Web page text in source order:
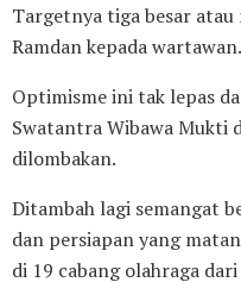
Targetnya tiga besar
Ramdan kepada wartawan.
Optimisme ini tak lepas
Swatantra Wibawa Mukti
dilombakan.
Ditambah lagi semangat
dan persiapan yang
di 19 cabang olahraga